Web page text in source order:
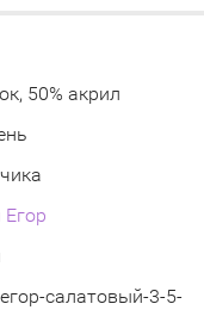
50% акрил
Егор
салатовый-3-5-